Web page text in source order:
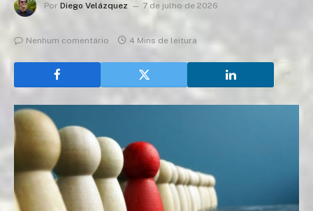
Por Diego Velázquez 7 de julho de 2026
Nenhum comentário 4 Mins de leitura